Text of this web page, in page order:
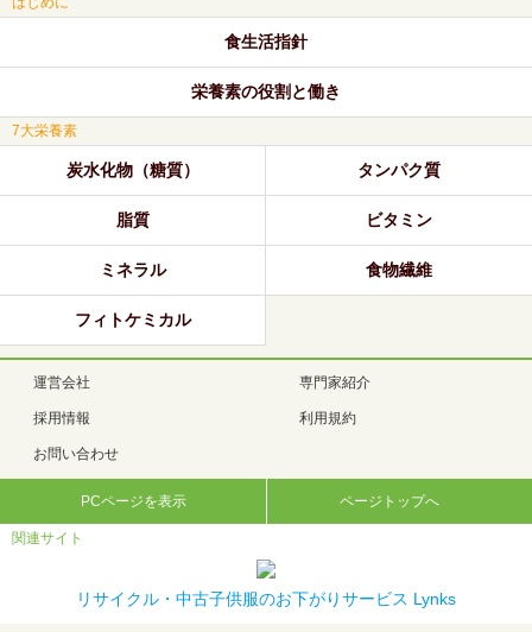
食生活指針
栄養素の役割と働き
7大栄養素
炭水化物（糖質） タンパク質
脂質 ビタミン
ミネラル 食物繊維
フィトケミカル
運営会社 専門家紹介
採用情報 利用規約
お問い合わせ
PCページを表示 ページトップへ
関連サイト
リサイクル・中古子供服のお下がりサービス Lynks